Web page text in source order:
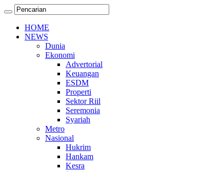
HOME
NEWS
Dunia
Ekonomi
Advertorial
Keuangan
ESDM
Properti
Sektor Riil
Seremonia
Syariah
Metro
Nasional
Hukrim
Hankam
Kesra